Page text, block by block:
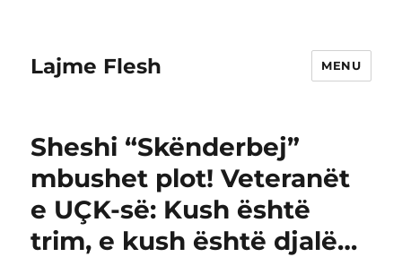
Lajme Flesh MENU
Sheshi “Skënderbej”
mbushet plot! Veteranët
e UÇK-së: Kush është
trim, e kush është djalë…